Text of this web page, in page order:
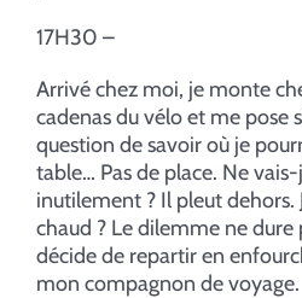
17H30 –
Arrivé chez moi, je monte
cadenas du vélo et me pose
question de savoir où je
table… Pas de place. Ne
inutilement ? Il pleut dehors.
chaud ? Le dilemme ne
décide de repartir en
mon compagnon de voyage.